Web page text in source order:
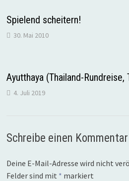
Spielend scheitern!
30. Mai 2010
Ayutthaya (Thailand-Rundreise,
4. Juli 2019
Schreibe einen Kommentar
Deine E-Mail-Adresse wird nicht
Felder sind mit * markiert